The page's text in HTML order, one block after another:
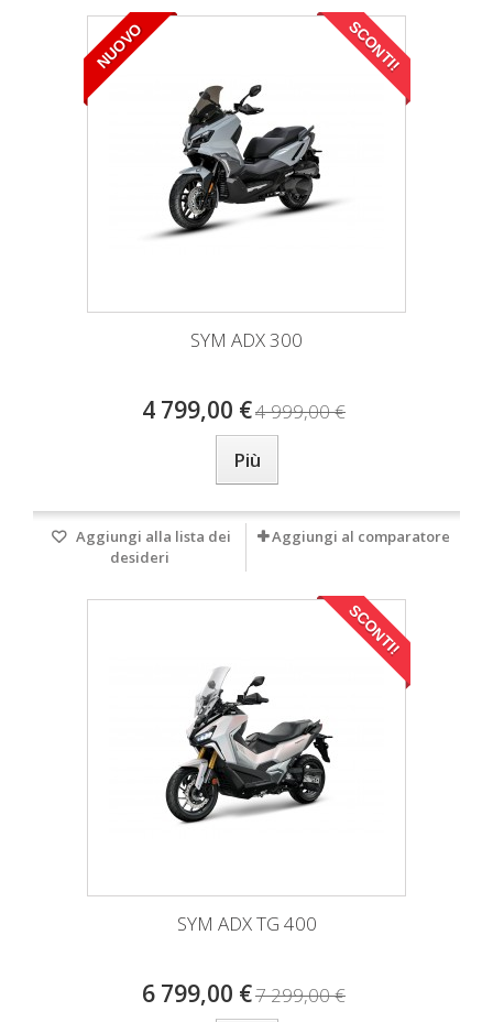
NUOVO SCONTI!
SYM ADX 300
4 799,00 €4 999,00 €
Più
Aggiungi alla lista dei
desideri
Aggiungi al comparatore
SCONTI!
SYM ADX TG 400
6 799,00 €7 299,00 €